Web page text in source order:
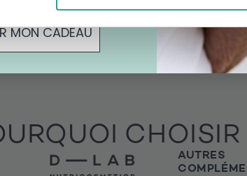
AUTRES
MON CADEAU